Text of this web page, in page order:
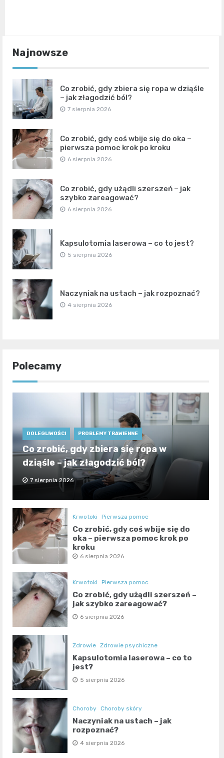
Najnowsze
Co zrobić, gdy zbiera się ropa w dziąśle
– jak złagodzić ból?
7 sierpnia 2026
Co zrobić, gdy coś wbije się do oka –
pierwsza pomoc krok po kroku
6 sierpnia 2026
Co zrobić, gdy użądli szerszeń – jak
szybko zareagować?
6 sierpnia 2026
Kapsulotomia laserowa – co to jest?
5 sierpnia 2026
Naczyniak na ustach – jak rozpoznać?
4 sierpnia 2026
Polecamy
DOLEGLIWOŚCI PROBLEMY TRAWIENNE
Co zrobić, gdy zbiera się ropa w
dziąśle – jak złagodzić ból?
7 sierpnia 2026
Krwotoki Pierwsza pomoc
Co zrobić, gdy coś wbije się do
oka – pierwsza pomoc krok po
kroku
6 sierpnia 2026
Krwotoki Pierwsza pomoc
Co zrobić, gdy użądli szerszeń –
jak szybko zareagować?
6 sierpnia 2026
Zdrowie Zdrowie psychiczne
Kapsulotomia laserowa – co to
jest?
5 sierpnia 2026
Choroby Choroby skóry
Naczyniak na ustach – jak
rozpoznać?
4 sierpnia 2026